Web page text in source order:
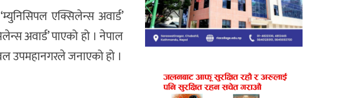
एक्सिलेन्स अवार्ड’
अवार्ड’ पाएको हो । नेपाल
उपमहानगरले जनाएको हो ।